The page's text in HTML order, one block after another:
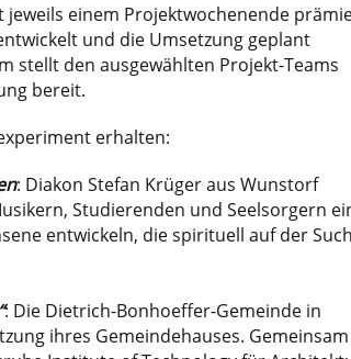
einem Projektwochenende
und die Umsetzung geplant
stellt den ausgewählten Projekt-Teams
bereit.
erhalten:
: Diakon Stefan Krüger aus Wunstorf
Studierenden und Seelsorgern
entwickeln, die spirituell auf der
: Die Dietrich-Bonhoeffer-Gemeinde in
ihres Gemeindehauses. Gemeinsam